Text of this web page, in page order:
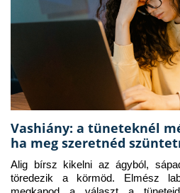
Vashiány: a tüneteknél
ha meg szeretnéd
Alig bírsz kikelni az ágyból,
töredezik a körmöd. Elmész